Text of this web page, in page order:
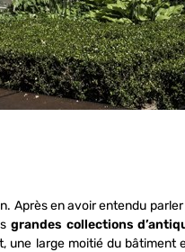
Après en avoir entendu
grandes collections
une large moitié du